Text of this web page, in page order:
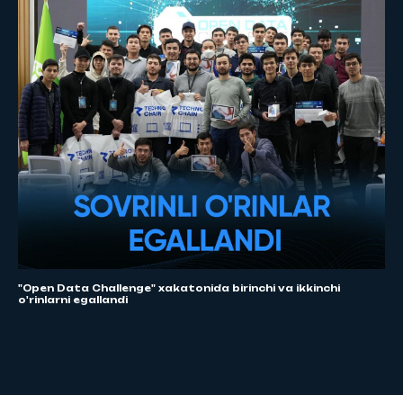
"Open Data Challenge" xakatonida birinchi va ikkinchi
o'rinlarni egallandi